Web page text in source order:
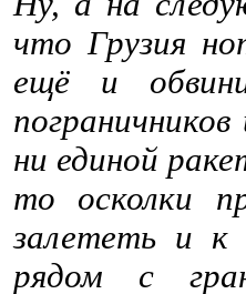
что Грузия
ещё и
ни единой
то осколки
залететь и к
рядом с